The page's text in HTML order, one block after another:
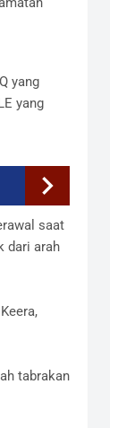
yang
yang
saat
dari arah
tabrakan